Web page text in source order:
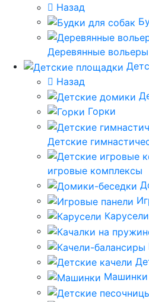
Назад
Деревянные
Назад
Горки
Детские
игровые комплексы
Карусели
Машинки